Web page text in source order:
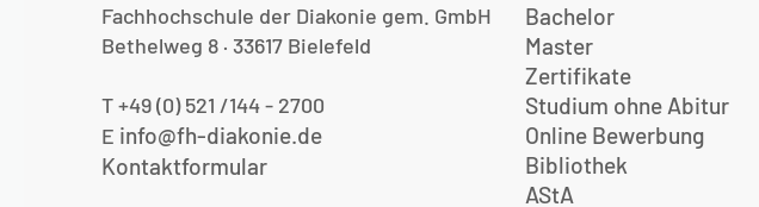
Fachhochschule der Diakonie gem. GmbH
Bethelweg 8 · 33617 Bielefeld
T +49 (0) 521 /144 - 2700
E info@fh-diakonie.de
Kontaktformular
Bachelor
Master
Zertifikate
Studium ohne Abitur
Online Bewerbung
Bibliothek
AStA